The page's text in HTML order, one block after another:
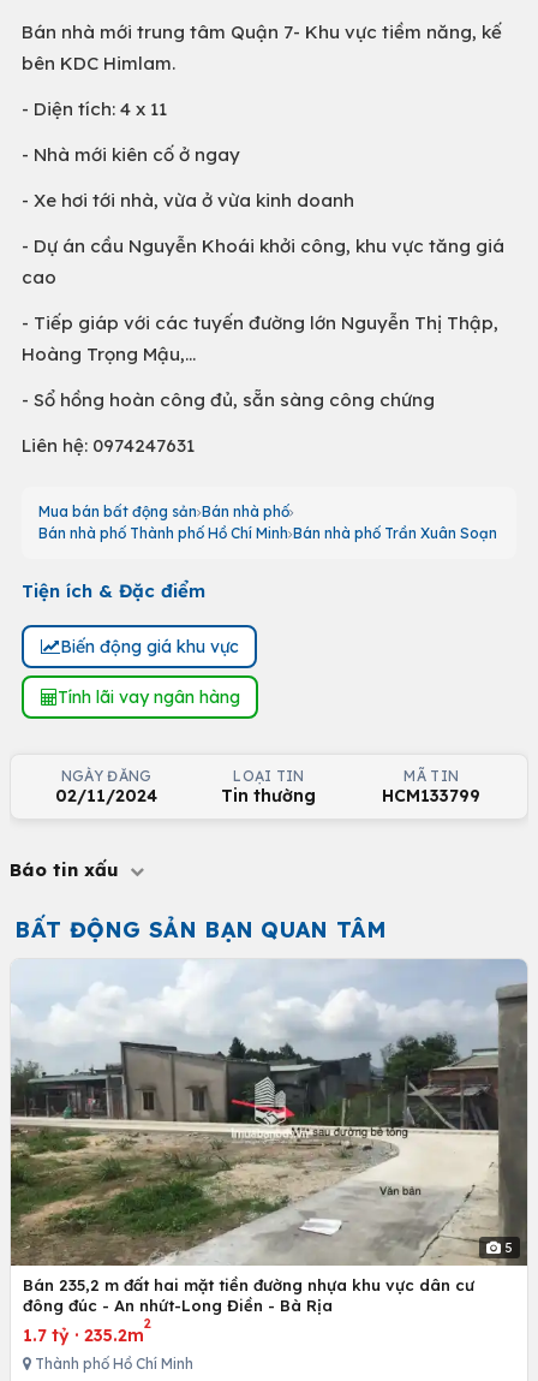
Bán nhà mới trung tâm Quận 7- Khu vực tiềm năng, kế
bên KDC Himlam.
- Diện tích: 4 x 11
- Nhà mới kiên cố ở ngay
- Xe hơi tới nhà, vừa ở vừa kinh doanh
- Dự án cầu Nguyễn Khoái khởi công, khu vực tăng giá
cao
- Tiếp giáp với các tuyến đường lớn Nguyễn Thị Thập,
Hoàng Trọng Mậu,...
- Sổ hồng hoàn công đủ, sẵn sàng công chứng
Liên hệ: 0974247631
Mua bán bất động sản Bán nhà phố
Bán nhà phố Thành phố Hồ Chí Minh Bán nhà phố Trần Xuân Soạn
Tiện ích & Đặc điểm
Biến động giá khu vực
Tính lãi vay ngân hàng
NGÀY ĐĂNG
02/11/2024
LOẠI TIN
Tin thường
MÃ TIN
HCM133799
Báo tin xấu
BẤT ĐỘNG SẢN BẠN QUAN TÂM
5
Bán 235,2 m đất hai mặt tiền đường nhựa khu vực dân cư
đông đúc - An nhứt-Long Điền - Bà Rịa
1.7 tỷ · 235.2m
2
Thành phố Hồ Chí Minh